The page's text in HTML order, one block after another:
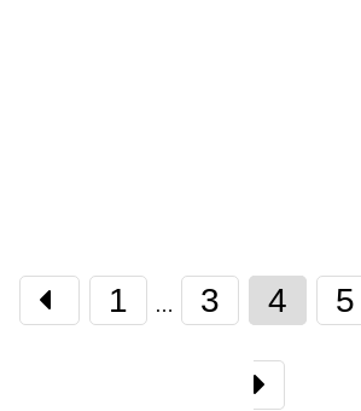
1 … 3 4 5